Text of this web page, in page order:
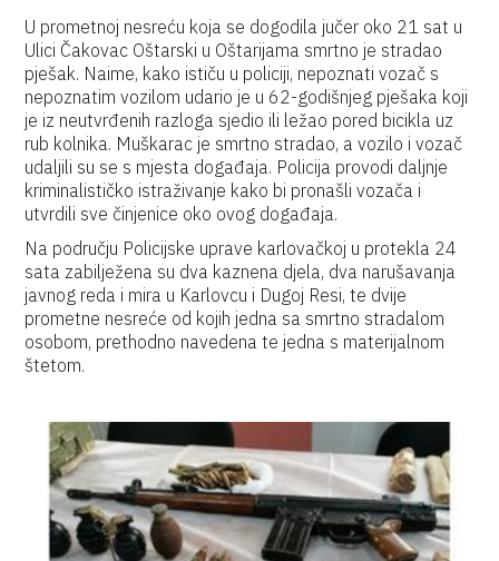
U prometnoj nesreću koja se dogodila jučer oko 21 sat u
Ulici Čakovac Oštarski u Oštarijama smrtno je stradao
pješak. Naime, kako ističu u policiji, nepoznati vozač s
nepoznatim vozilom udario je u 62-godišnjeg pješaka koji
je iz neutvrđenih razloga sjedio ili ležao pored bicikla uz
rub kolnika. Muškarac je smrtno stradao, a vozilo i vozač
udaljili su se s mjesta događaja. Policija provodi daljnje
kriminalističko istraživanje kako bi pronašli vozača i
utvrdili sve činjenice oko ovog događaja.
Na području Policijske uprave karlovačkoj u protekla 24
sata zabilježena su dva kaznena djela, dva narušavanja
javnog reda i mira u Karlovcu i Dugoj Resi, te dvije
prometne nesreće od kojih jedna sa smrtno stradalom
osobom, prethodno navedena te jedna s materijalnom
štetom.